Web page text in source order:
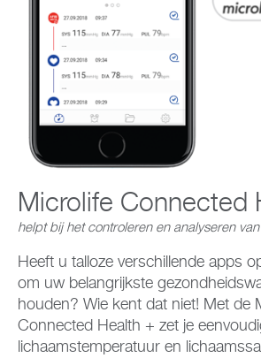
Developers
Microlife Connected
helpt bij het controleren en analyseren
Heeft u talloze verschillende apps
om uw belangrijkste
houden? Wie kent dat niet! Met de
Connected Health + zet je
lichaamstemperatuur en